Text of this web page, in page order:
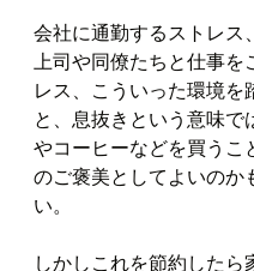
会社に通勤するストレス
上司や同僚たちと仕事を
レス、こういった環境を
と、息抜きという意味で
やコーヒーなどを買うこ
のご褒美としてよいのか
い。
しかしこれを節約したら